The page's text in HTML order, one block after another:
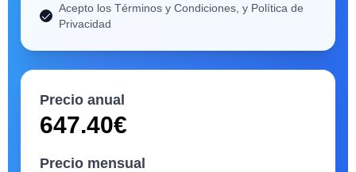
Acepto los Términos y Condiciones, y Política de
Privacidad
Precio anual
647.40€
Precio mensual